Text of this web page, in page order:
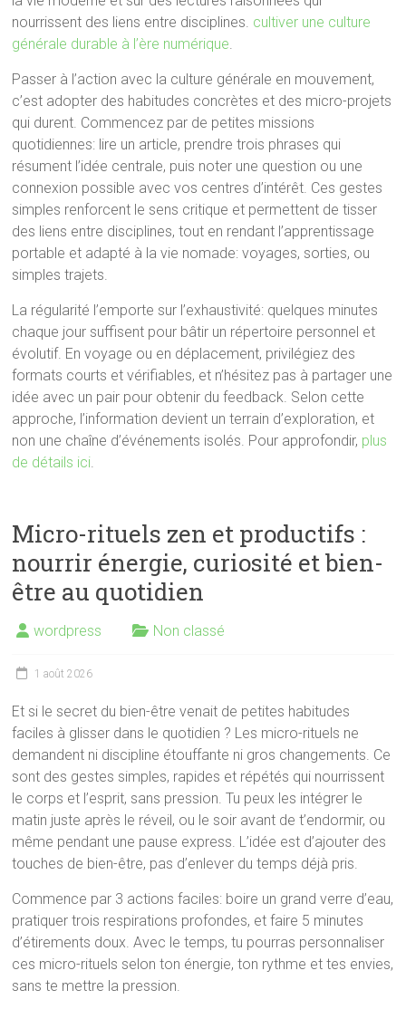
nourrissent des liens entre disciplines. cultiver une culture
générale durable à l’ère numérique.
Passer à l’action avec la culture générale en mouvement,
c’est adopter des habitudes concrètes et des micro-projets
qui durent. Commencez par de petites missions
quotidiennes: lire un article, prendre trois phrases qui
résument l’idée centrale, puis noter une question ou une
connexion possible avec vos centres d’intérêt. Ces gestes
simples renforcent le sens critique et permettent de tisser
des liens entre disciplines, tout en rendant l’apprentissage
portable et adapté à la vie nomade: voyages, sorties, ou
simples trajets.
La régularité l’emporte sur l’exhaustivité: quelques minutes
chaque jour suffisent pour bâtir un répertoire personnel et
évolutif. En voyage ou en déplacement, privilégiez des
formats courts et vérifiables, et n’hésitez pas à partager une
idée avec un pair pour obtenir du feedback. Selon cette
approche, l’information devient un terrain d’exploration, et
non une chaîne d’événements isolés. Pour approfondir, plus
de détails ici.
Micro-rituels zen et productifs :
nourrir énergie, curiosité et bien-
être au quotidien
wordpress Non classé
1 août 2026
Et si le secret du bien-être venait de petites habitudes
faciles à glisser dans le quotidien ? Les micro-rituels ne
demandent ni discipline étouffante ni gros changements. Ce
sont des gestes simples, rapides et répétés qui nourrissent
le corps et l’esprit, sans pression. Tu peux les intégrer le
matin juste après le réveil, ou le soir avant de t’endormir, ou
même pendant une pause express. L’idée est d’ajouter des
touches de bien-être, pas d’enlever du temps déjà pris.
Commence par 3 actions faciles: boire un grand verre d’eau,
pratiquer trois respirations profondes, et faire 5 minutes
d’étirements doux. Avec le temps, tu pourras personnaliser
ces micro-rituels selon ton énergie, ton rythme et tes envies,
sans te mettre la pression.